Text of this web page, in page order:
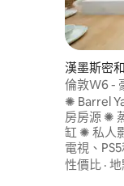
漢墨斯密
倫敦W6 -
電影院
✺ Barrel
房房源 ✺
缸 ✺ 私人
電視、
24 小時門
性價比 ·